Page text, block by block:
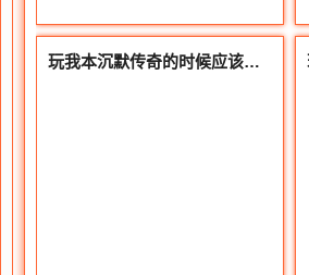
玩我本沉默传奇的时候应该如何施毒才能玩出道士真风采